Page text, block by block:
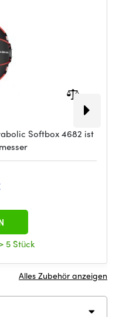
Softbox 4682 ist
5 Stück
Alles Zubehör anzeigen